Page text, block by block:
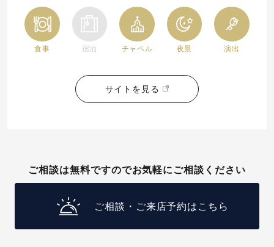
食事 宿泊 チャペル 夜景 演出
サイトを見る
ご相談は無料ですのでお気軽にご相談ください
ご相談・ご来店予約はこちら